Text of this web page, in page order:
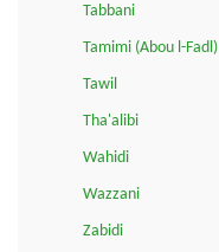
Tabbani
Tamimi (Abou l-Fadl)
Tawil
Tha'alibi
Wahidi
Wazzani
Zabidi